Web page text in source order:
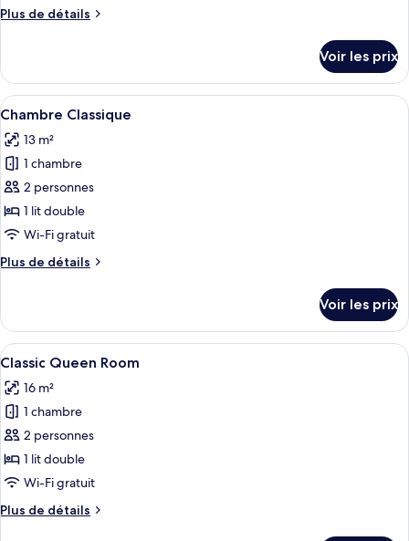
chambre :
Classique
Plus de détails
Plus
le
type
de
Chambre
Simple
Classique
Voir les prix
Afficher
toutes
les
photos
pour
ce
type
chambre :
Une chambre d’hôtel avec un grand
6
Chambre Classique
13 m²
1 chambre
2 personnes
1 lit double
Wi-Fi gratuit
Plus de détails
Plus
le
type
de
Chambre
Classique
Voir les prix
Afficher
toutes
les
photos
pour
ce
type
chambre :
Une chambre d’hôtel avec un
5
Classic Queen Room
16 m²
1 chambre
2 personnes
1 lit double
Wi-Fi gratuit
Plus de détails
Plus